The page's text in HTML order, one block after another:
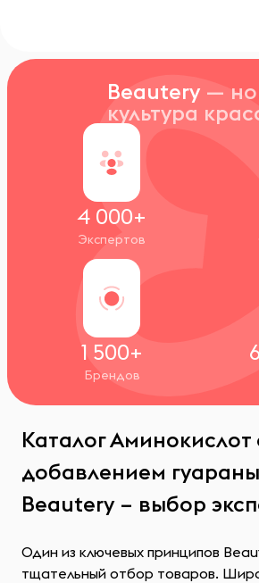
Beautery —
культура
4 000+
Экспертов
1 500+
Брендов
Каталог Аминокислот
добавлением
Beautery – выбор
Один из ключевых принципов
тщательный отбор товаров.